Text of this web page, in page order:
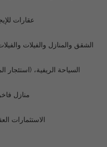
عقارات
الشقق والمنازل والفيلات
السياحة الريفية، (استئجار
منازل
الاستثمارات